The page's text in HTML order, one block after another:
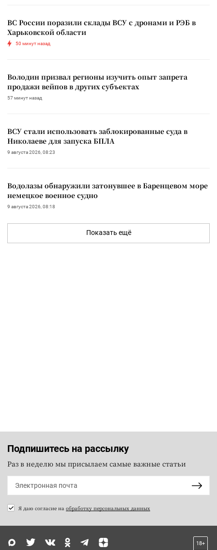
ВС России поразили склады ВСУ с дронами и РЭБ в
Харьковской области
50 минут назад
Володин призвал регионы изучить опыт запрета
продажи вейпов в других субъектах
57 минут назад
ВСУ стали использовать заблокированные суда в
Николаеве для запуска БПЛА
9 августа 2026, 08:23
Водолазы обнаружили затонувшее в Баренцевом море
немецкое военное судно
9 августа 2026, 08:18
Показать ещё
Подпишитесь на рассылку
Раз в неделю мы присылаем самые важные статьи
Я даю согласие на обработку персональных данных
18+